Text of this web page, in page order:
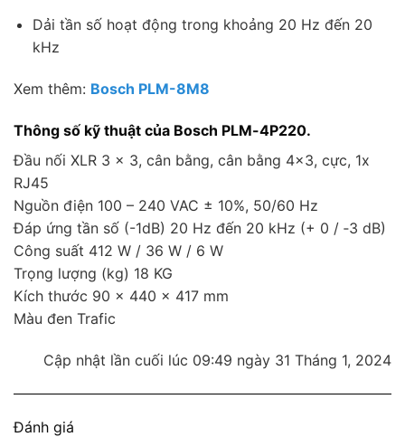
Dải tần số hoạt động trong khoảng 20 Hz đến 20
kHz
Xem thêm: Bosch PLM-8M8
Thông số kỹ thuật của Bosch PLM-4P220.
Đầu nối XLR 3 x 3, cân bằng, cân bằng 4×3, cực, 1x
RJ45
Nguồn điện 100 – 240 VAC ± 10%, 50/60 Hz
Đáp ứng tần số (-1dB) 20 Hz đến 20 kHz (+ 0 / ‑3 dB)
Công suất 412 W / 36 W / 6 W
Trọng lượng (kg) 18 KG
Kích thước 90 x 440 x 417 mm
Màu đen Trafic
Cập nhật lần cuối lúc 09:49 ngày 31 Tháng 1, 2024
Đánh giá